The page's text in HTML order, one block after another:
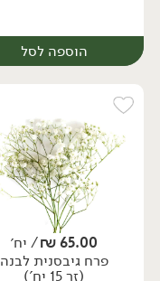
הוספה לסל
יח׳
65.00
₪/ יח׳
פרח גיבסנית לבנה
(זר 15 יח')